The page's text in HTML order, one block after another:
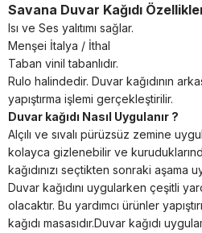
Savana Duvar Kağıdı
Isı ve Ses yalıtımı sağlar.
Menşei İtalya / İthal
Taban vinil tabanlıdır.
Rulo halindedir. Duvar kağıdının
yapıştırma işlemi gerçekleştirilir.
Duvar kağıdı Nasıl Uygulanır ?
Alçılı ve sıvalı pürüzsüz zemine
kolayca gizlenebilir ve
kağıdınızı seçtikten sonraki aşama
Duvar kağıdını uygularken çeşitli
olacaktır. Bu yardımcı ürünler
kağıdı masasıdır.Duvar kağıdı